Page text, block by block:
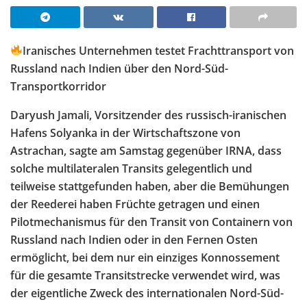
Iranisches Unternehmen testet Frachttransport von
Russland nach Indien über den Nord-Süd-
Transportkorridor
Daryush Jamali, Vorsitzender des russisch-iranischen
Hafens Solyanka in der Wirtschaftszone von
Astrachan, sagte am Samstag gegenüber IRNA, dass
solche multilateralen Transits gelegentlich und
teilweise stattgefunden haben, aber die Bemühungen
der Reederei haben Früchte getragen und einen
Pilotmechanismus für den Transit von Containern von
Russland nach Indien oder in den Fernen Osten
ermöglicht, bei dem nur ein einziges Konnossement
für die gesamte Transitstrecke verwendet wird, was
der eigentliche Zweck des internationalen Nord-Süd-